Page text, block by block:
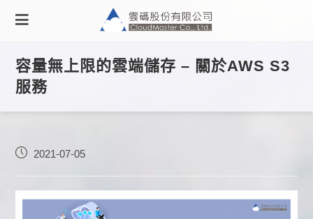
容量無上限的雲端儲存 – 關於AWS S3
服務
2021-07-05